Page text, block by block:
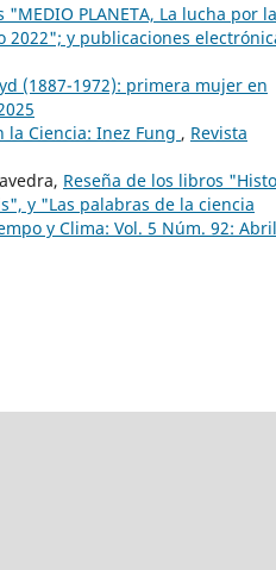
PLANETA, La lucha por
y publicaciones
(1887-1972): primera mujer en
Ciencia: Inez Fung , Revista
Reseña de los libros
y "Las palabras de la ciencia
y Clima: Vol. 5 Núm. 92: Abril